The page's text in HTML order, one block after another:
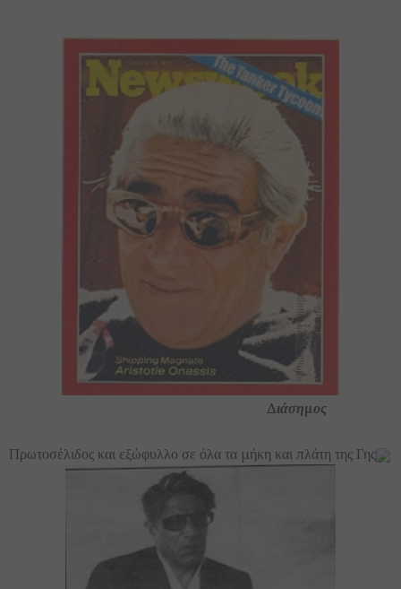
Διάσημος
Πρωτοσέλιδος και εξώφυλλο σε όλα τα μήκη και πλάτη της Γης